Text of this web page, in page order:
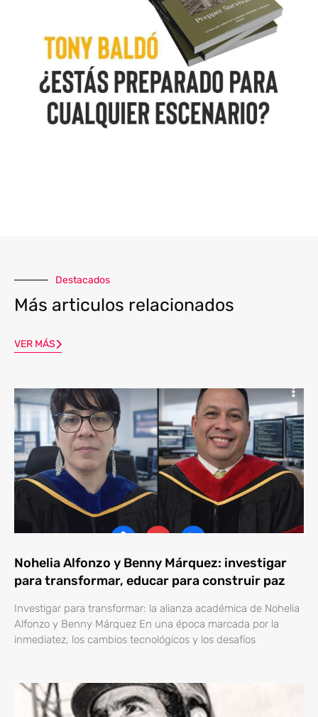
Destacados
Más articulos relacionados
VER MÁS
Nohelia Alfonzo y Benny Márquez: investigar
para transformar, educar para construir paz
Investigar para transformar: la alianza académica de Nohelia
Alfonzo y Benny Márquez En una época marcada por la
inmediatez, los cambios tecnológicos y los desafíos